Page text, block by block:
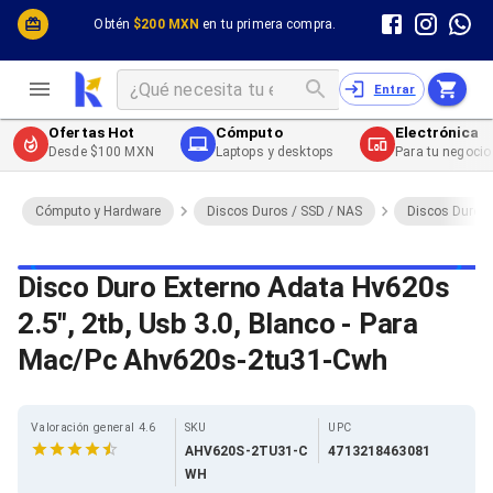
Obtén $200 MXN en tu primera compra.
Cómputo y Hardware
Desktop y Portátiles
Impresión y Consumibles
Celulares y Telefonía
Energía
Entrar
Cómputo y Hardware
Cables
Cables PC
Cables PC USB
Cables PC Serial
Cables PC SATA / eSATA
Cables PC SAS
Cables PC VGA / HD15
Cables de Audio / Video HDMI
Cables de Audio / Video VGA
Cables de Audio / Video RCA
Cables de Audio / Video Toslink
Cables de Audio / Video DVI
Cables de Energía
Cables de Red
Cables Patch
Ofertas Hot
Desde $100 MXN
Cómputo
Laptops y desktops
Electrónica
Para tu
Cómputo y Hardware Discos Duros / SSD / NAS Discos Duros
Disco Duro Externo Adata Hv620s
2.5", 2tb, Usb 3.0, Blanco - Para
Mac/Pc Ahv620s-2tu31-Cwh
Valoración general 4.6 SKU
AHV620S-2TU31-C
WH
UPC
4713218463081